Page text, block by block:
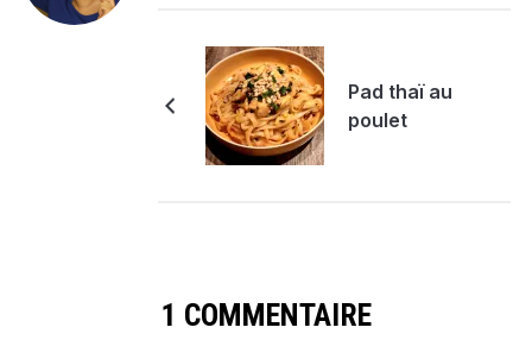
Pad thaï au
poulet
1 COMMENTAIRE